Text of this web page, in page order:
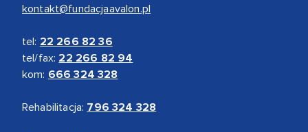
kontakt@fundacjaavalon.pl
tel: 22 266 82 36
tel/fax: 22 266 82 94
kom: 666 324 328
Rehabilitacja: 796 324 328